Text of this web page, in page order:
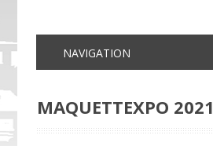
MAQUETTEXPO 2021